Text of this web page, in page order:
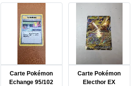
Carte Pokémon
Echange 95/102
Carte Pokémon
Electhor EX